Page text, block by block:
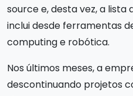
source e, desta vez, a
inclui desde ferramentas
computing e robótica.
Nos últimos meses, a
descontinuando projetos